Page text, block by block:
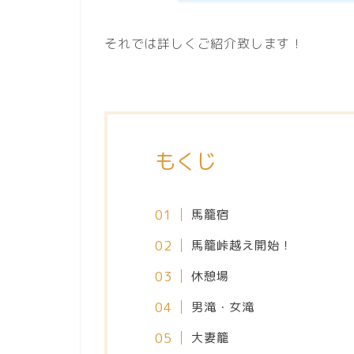
それでは詳しくご紹介致します！
もくじ
馬籠宿
馬籠峠越え開始！
休憩場
男滝・女滝
大妻籠